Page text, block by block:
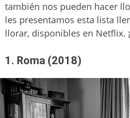
también nos pueden hacer
les presentamos esta lista
llorar, disponibles en Netflix.
1. Roma (2018)